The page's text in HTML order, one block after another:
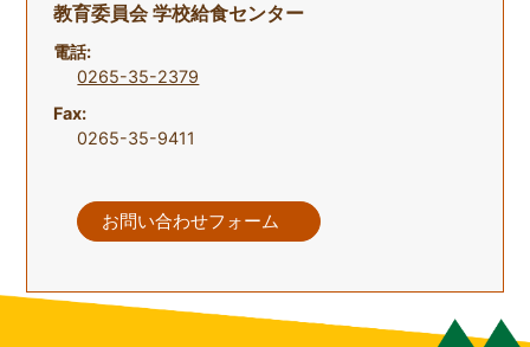
教育委員会 学校給食センター
電話:
0265-35-2379
Fax:
0265-35-9411
お問い合わせフォーム